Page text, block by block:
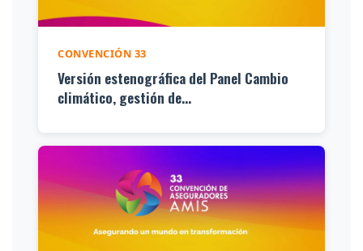
CONVENCIÓN 33
Versión estenográfica del Panel Cambio
climático, gestión de...